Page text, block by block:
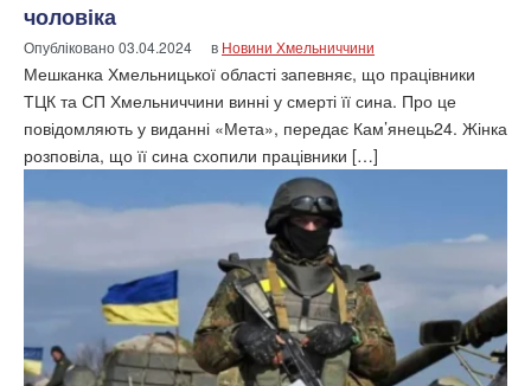
чоловіка
Опубліковано03.04.2024 в Новини Хмельниччини
Мешканка Хмельницької області запевняє, що працівники
ТЦК та СП Хмельниччини винні у смерті її сина. Про це
повідомляють у виданні «Мета», передає Кам’янець24. Жінка
розповіла, що її сина схопили працівники […]